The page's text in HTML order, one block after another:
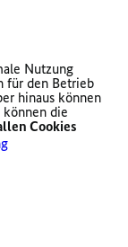
Nutzung
für den Betrieb
hinaus können
können die
Cookies